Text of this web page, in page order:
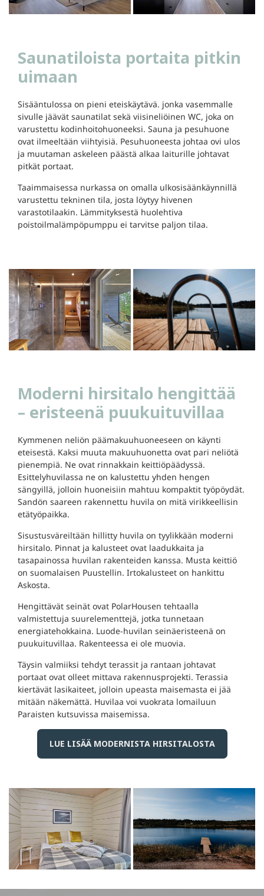
Saunatiloista portaita pitkin
uimaan
Sisääntulossa on pieni eteiskäytävä. jonka vasemmalle
sivulle jäävät saunatilat sekä viisineliöinen WC, joka on
varustettu kodinhoitohuoneeksi. Sauna ja pesuhuone
ovat ilmeeltään viihtyisiä. Pesuhuoneesta johtaa ovi ulos
ja muutaman askeleen päästä alkaa laiturille johtavat
pitkät portaat.
Taaimmaisessa nurkassa on omalla ulkosisäänkäynnillä
varustettu tekninen tila, josta löytyy hivenen
varastotilaakin. Lämmityksestä huolehtiva
poistoilmalämpöpumppu ei tarvitse paljon tilaa.
Moderni hirsitalo hengittää
– eristeenä puukuituvillaa
Kymmenen neliön päämakuuhuoneeseen on käynti
eteisestä. Kaksi muuta makuuhuonetta ovat pari neliötä
pienempiä. Ne ovat rinnakkain keittiöpäädyssä.
Esittelyhuvilassa ne on kalustettu yhden hengen
sängyillä, jolloin huoneisiin mahtuu kompaktit työpöydät.
Sandön saareen rakennettu huvila on mitä virikkeellisin
etätyöpaikka.
Sisustusväreiltään hillitty huvila on tyylikkään moderni
hirsitalo. Pinnat ja kalusteet ovat laadukkaita ja
tasapainossa huvilan rakenteiden kanssa. Musta keittiö
on suomalaisen Puustellin. Irtokalusteet on hankittu
Askosta.
Hengittävät seinät ovat PolarHousen tehtaalla
valmistettuja suurelementtejä, jotka tunnetaan
energiatehokkaina. Luode-huvilan seinäeristeenä on
puukuituvillaa. Rakenteessa ei ole muovia.
Täysin valmiiksi tehdyt terassit ja rantaan johtavat
portaat ovat olleet mittava rakennusprojekti. Terassia
kiertävät lasikaiteet, jolloin upeasta maisemasta ei jää
mitään näkemättä. Huvilaa voi vuokrata lomailuun
Paraisten kutsuvissa maisemissa.
LUE LISÄÄ MODERNISTA HIRSITALOSTA